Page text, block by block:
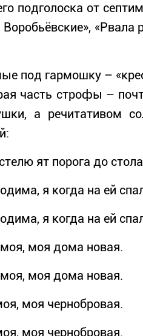
от
под гармошку –
часть строфы –
а речитативом
ят порога до стола
я когда на ей
я когда на ей
моя дома новая.
моя дома новая.
моя чернобровая.
моя чернобровая.